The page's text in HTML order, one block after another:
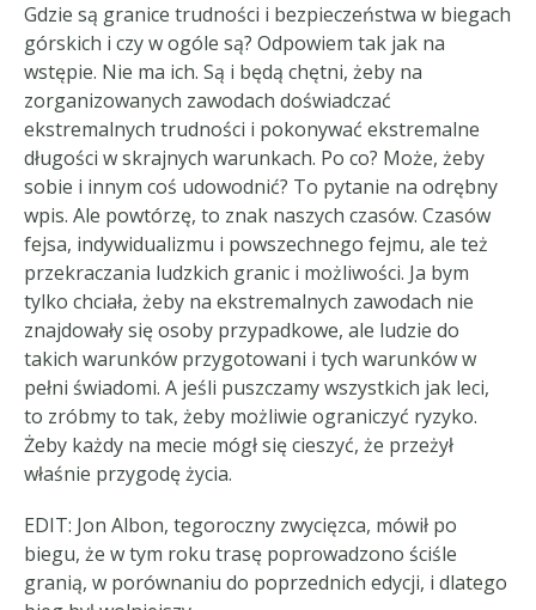
Gdzie są granice trudności i bezpieczeństwa w biegach
górskich i czy w ogóle są? Odpowiem tak jak na
wstępie. Nie ma ich. Są i będą chętni, żeby na
zorganizowanych zawodach doświadczać
ekstremalnych trudności i pokonywać ekstremalne
długości w skrajnych warunkach. Po co? Może, żeby
sobie i innym coś udowodnić? To pytanie na odrębny
wpis. Ale powtórzę, to znak naszych czasów. Czasów
fejsa, indywidualizmu i powszechnego fejmu, ale też
przekraczania ludzkich granic i możliwości. Ja bym
tylko chciała, żeby na ekstremalnych zawodach nie
znajdowały się osoby przypadkowe, ale ludzie do
takich warunków przygotowani i tych warunków w
pełni świadomi. A jeśli puszczamy wszystkich jak leci,
to zróbmy to tak, żeby możliwie ograniczyć ryzyko.
Żeby każdy na mecie mógł się cieszyć, że przeżył
właśnie przygodę życia.
EDIT: Jon Albon, tegoroczny zwycięzca, mówił po
biegu, że w tym roku trasę poprowadzono ściśle
granią, w porównaniu do poprzednich edycji, i dlatego